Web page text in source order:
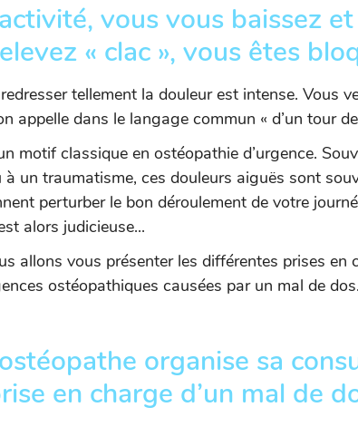
vous vous baissez
« clac », vous êtes
tellement la douleur est intense. Vous
appelle dans le langage commun « d’un tour
motif classique en ostéopathie d’urgence.
un traumatisme, ces douleurs aiguës sont
perturber le bon déroulement de votre
alors judicieuse...
allons vous présenter les différentes prises en
ostéopathiques causées par un mal de dos.
organise sa
en charge d’un mal de